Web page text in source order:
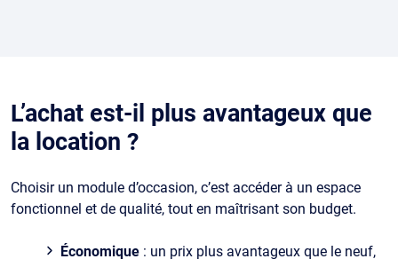
L’achat est-il plus avantageux que
la location ?
Choisir un module d’occasion, c’est accéder à un espace
fonctionnel et de qualité, tout en maîtrisant son budget.
Économique : un prix plus avantageux que le neuf,